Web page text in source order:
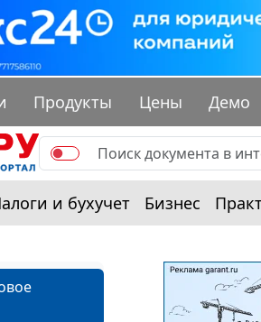
Продукты Цены Демо
и бухучет Бизнес